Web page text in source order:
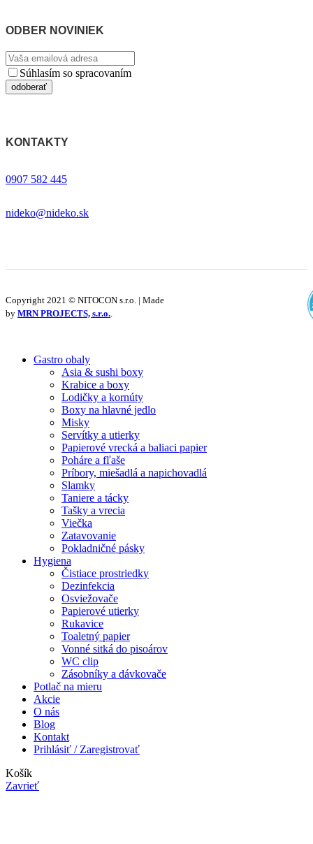
ODBER NOVINIEK
Súhlasím so spracovaním
KONTAKTY
0907 582 445
nideko@nideko.sk
Copyright 2021 © NITOCON s.r.o. | Made
by MRN PROJECTS, s.r.o..
Gastro obaly
Asia & sushi boxy
Krabice a boxy
Lodičky a kornúty
Boxy na hlavné jedlo
Misky
Servítky a utierky
Papierové vrecká a baliaci papier
Poháre a fľaše
Príbory, miešadlá a napichovadlá
Slamky
Taniere a tácky
Tašky a vrecia
Viečka
Zatavovanie
Pokladničné pásky
Hygiena
Čistiace prostriedky
Dezinfekcia
Osviežovače
Papierové utierky
Rukavice
Toaletný papier
Vonné sitká do pisoárov
WC clip
Zásobníky a dávkovače
Potlač na mieru
Akcie
O nás
Blog
Kontakt
Prihlásiť / Zaregistrovať
Košík
Zavrieť